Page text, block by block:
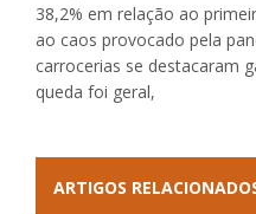
38,2% em relação ao
ao caos provocado pela
carrocerias se destacaram
queda foi geral,
ARTIGOS